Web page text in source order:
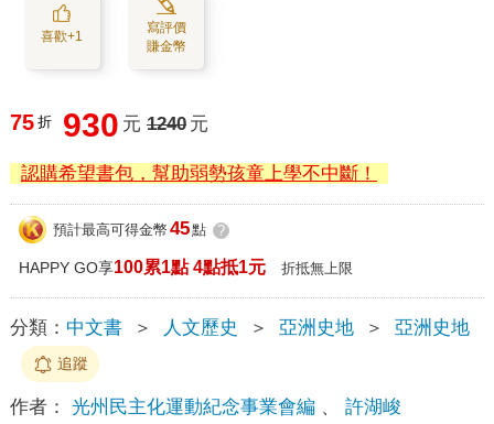
喜歡+1
寫評價
賺金幣
75 折 930 元 1240 元
認購希望書包，幫助弱勢孩童上學不中斷！
預計最高可得金幣 45點 ?
HAPPY GO享100累1點 4點抵1元 折抵無上限
分類： 中文書 ＞ 人文歷史 ＞ 亞洲史地 ＞ 亞洲史地
追蹤
作者： 光州民主化運動紀念事業會編 、 許湖峻